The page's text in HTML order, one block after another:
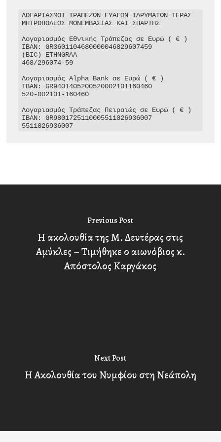
ΛΟΓΑΡΙΑΣΜΟΙ ΤΡΑΠΕΖΩΝ ΕΥΑΓΩΝ ΙΔΡΥΜΑΤΩΝ ΙΕΡΑΣ
ΜΗΤΡΟΠΟΛΕΩΣ ΜΟΝΕΜΒΑΣΙΑΣ ΚΑΙ ΣΠΑΡΤΗΣ
Λογαριασμός Εθνικής Τράπεζας σε Ευρώ ( € )
IBAN: GR3601104680000046829607459
(BIC) ETHNGRAA
468/296074-59
Λογαριασμός Alpha Bank σε Ευρώ ( € )
IBAN: GR9401405200520002101160460
520-002101-160460
Λογαριασμός Τράπεζας Πειραιώς σε Ευρώ ( € )
IBAN: GR9801725110005511026936007
5511026936007
Previous Post
Η ακολουθία της Μ. Δευτέρας στις
Αμύκλες – Τιμήθηκε ο αιωνόβιος κ.
Απόστολος Καργάκος
Next Post
Η Ακολουθία του Νυμφίου στη Νεάπολη